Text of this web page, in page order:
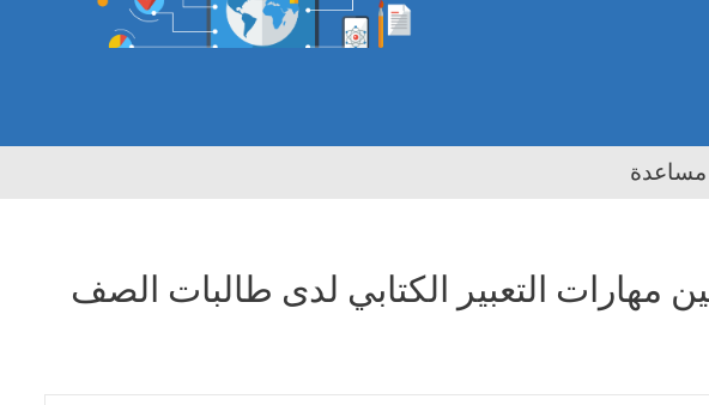
مساعدة
مهارات التعبير الكتابي لدى طالبات الصف